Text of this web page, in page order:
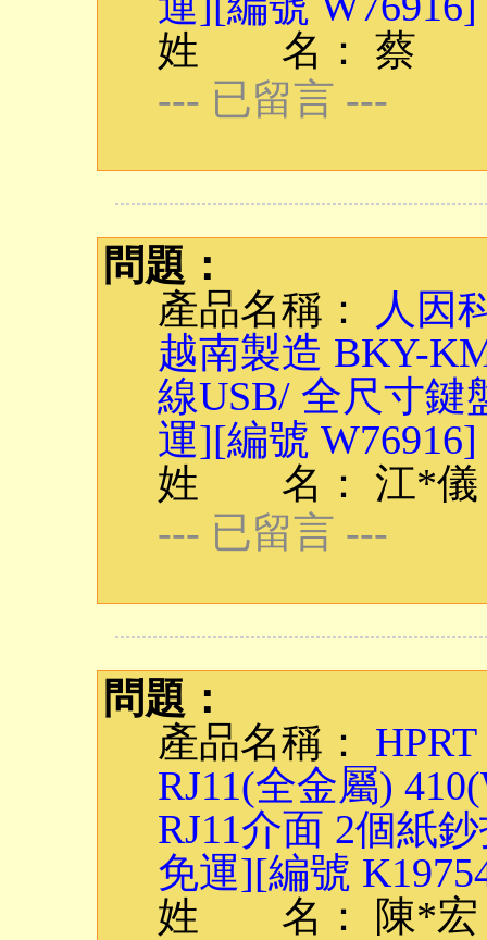
姓 名： 蔡
--- 已留言 ---
問題：
產品名稱：
人因
越南製造 BKY-
線USB/ 全尺寸鍵
運][編號 W76916]
姓 名： 江*儀
--- 已留言 ---
問題：
產品名稱：
RJ11(全金屬)
RJ11介面 2個紙
免運][編號
姓 名： 陳*宏